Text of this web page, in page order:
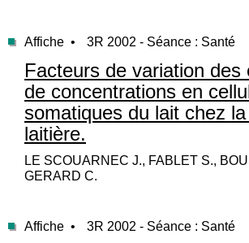
Affiche • 3R 2002 - Séance : Santé
Facteurs de variation des
de concentrations en
somatiques du lait chez
laitière.
LE SCOUARNEC J., FABLET S.,
GERARD C.
Affiche • 3R 2002 - Séance : Santé